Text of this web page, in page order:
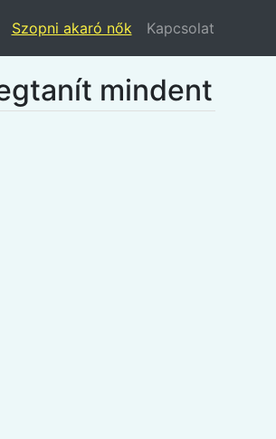
Szopni akaró nők Kapcsolat
mindent